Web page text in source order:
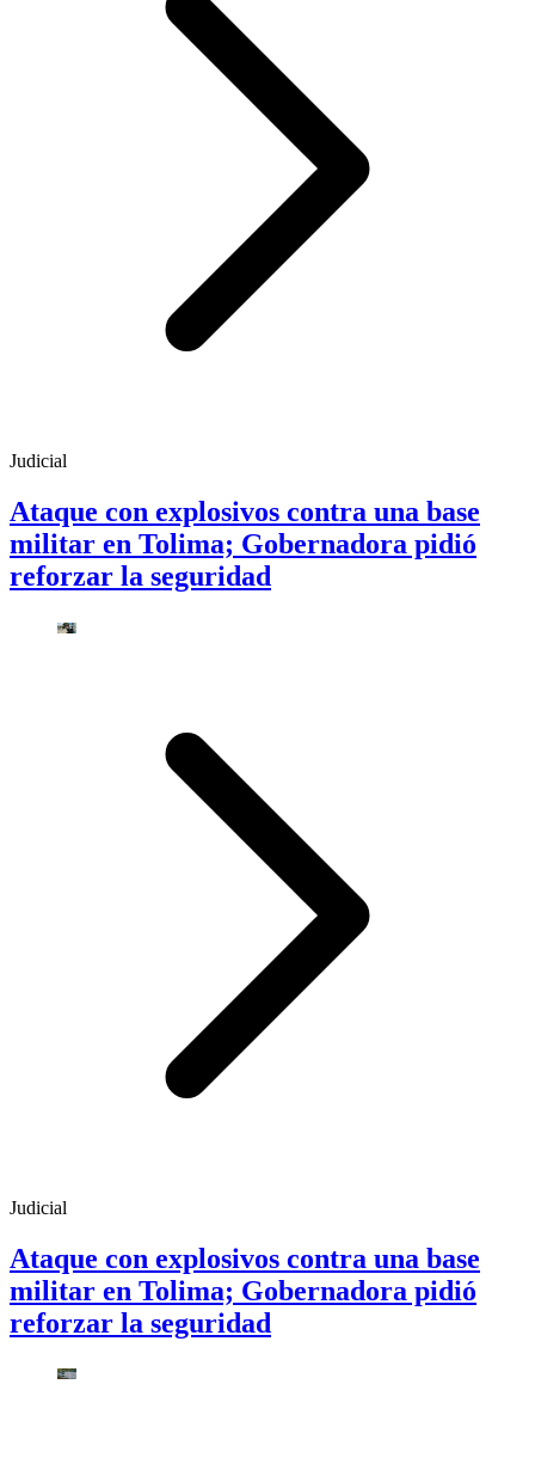
Judicial
Ataque con explosivos contra una base
militar en Tolima; Gobernadora pidió
reforzar la seguridad
Judicial
Ataque con explosivos contra una base
militar en Tolima; Gobernadora pidió
reforzar la seguridad